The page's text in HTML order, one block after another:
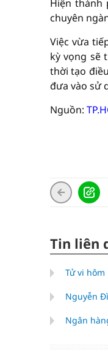
Hiện thành
chuyên
Việc vừa
kỳ vọng sẽ
thời tạo
đưa vào sử
Nguồn:
Tin liên
Tử vi
Nguyễn
Ngân